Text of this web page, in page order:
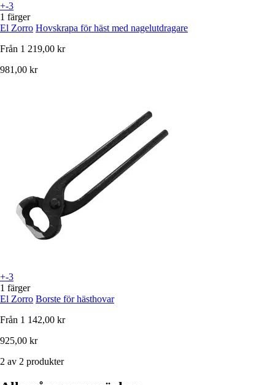
+-3
1 färger
El Zorro Hovskrapa för häst med nagelutdragare
Från 1 219,00 kr
981,00 kr
+-3
1 färger
El Zorro Borste för hästhovar
Från 1 142,00 kr
925,00 kr
2 av 2 produkter